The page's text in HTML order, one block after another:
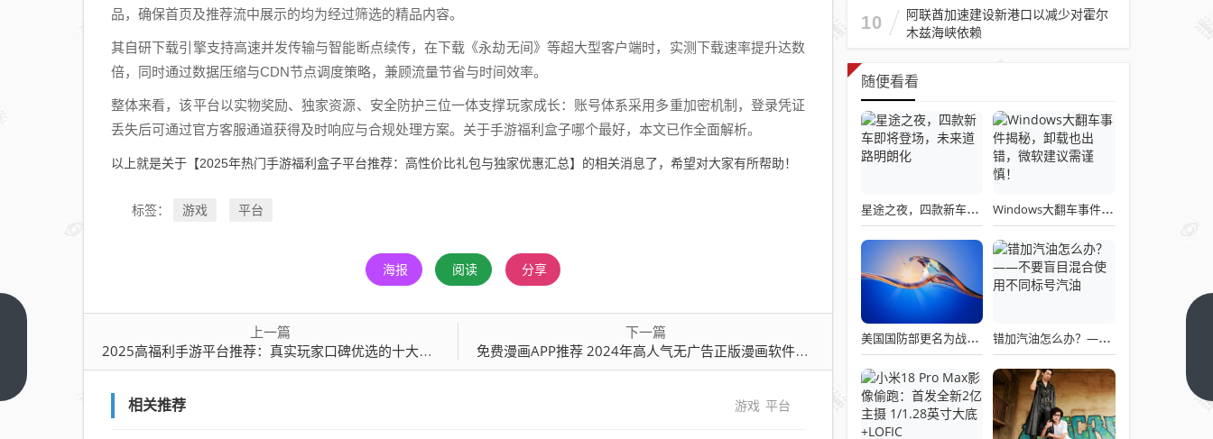
品，确保首页及推荐流中展示的均为经过筛选的精品内容。
其自研下载引擎支持高速并发传输与智能断点续传，在下载《永劫无间》等超大型客户端时，实测下载速率提升达数
倍，同时通过数据压缩与CDN节点调度策略，兼顾流量节省与时间效率。
整体来看，该平台以实物奖励、独家资源、安全防护三位一体支撑玩家成长：账号体系采用多重加密机制，登录凭证
丢失后可通过官方客服通道获得及时响应与合规处理方案。关于手游福利盒子哪个最好，本文已作全面解析。
以上就是关于【2025年热门手游福利盒子平台推荐：高性价比礼包与独家优惠汇总】的相关消息了，希望对大家有所帮助！
标签： 游戏 平台
海报 阅读 分享
上一篇
2025高福利手游平台推荐：真实玩家口碑优选的十大手游福利平台
下一篇
免费漫画APP推荐 2024年高人气无广告正版漫画软件合集
相关推荐 游戏 平台
10
阿联酋加速建设新港口以减少对霍尔
木兹海峡依赖
随便看看
星途之夜，四款新车即将登场，未来道路明朗化 Windows大翻车事件揭秘，卸载也出错，微软建议需谨慎！
美国国防部更名为战争部引发关注热议 错加汽油怎么办？——不要盲目混合使用不同标号汽油